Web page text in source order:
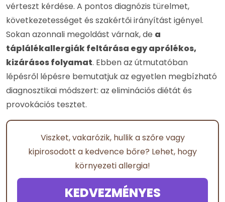
vérteszt kérdése. A pontos diagnózis türelmet,
következetességet és szakértői irányítást igényel.
Sokan azonnali megoldást várnak, de a
táplálékallergiák feltárása egy aprólékos,
kizárásos folyamat. Ebben az útmutatóban
lépésről lépésre bemutatjuk az egyetlen megbízható
diagnosztikai módszert: az eliminációs diétát és
provokációs tesztet.
Viszket, vakarózik, hullik a szőre vagy
kipirosodott a kedvence bőre? Lehet, hogy
környezeti allergia!
KEDVEZMÉNYES